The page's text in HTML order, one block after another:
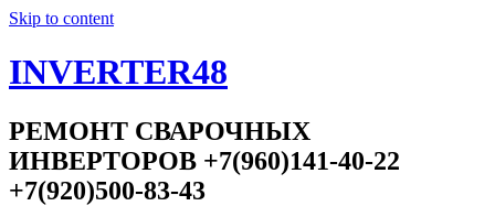
Skip to content
INVERTER48
РЕМОНТ СВАРОЧНЫХ
ИНВЕРТОРОВ +7(960)141-40-22
+7(920)500-83-43